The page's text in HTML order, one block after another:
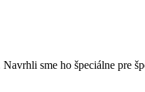
sme ho špeciálne pre